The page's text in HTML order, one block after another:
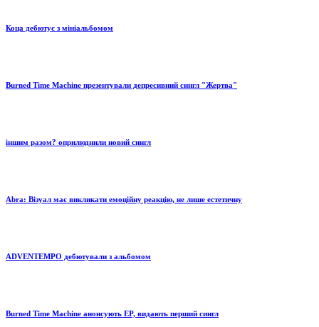
Коца дебютує з мініальбомом
Burned Time Machine презентували депресивний сингл "Жертва"
іншим разом? оприлюднили новий сингл
Abra: Візуал має викликати емоційну реакцію, не лише естетичну
ADVENTEMPO дебютували з альбомом
Burned Time Machine анонсують EP, видають перший сингл